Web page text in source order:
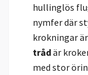
hullinglös
nymfer där
krokningar
trådär
med stor